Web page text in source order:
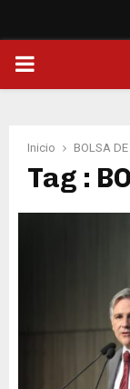
PRIMARY
Inicio BOLSA DE
Tag :